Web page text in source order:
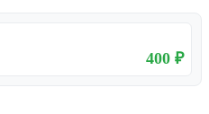
400 ₽